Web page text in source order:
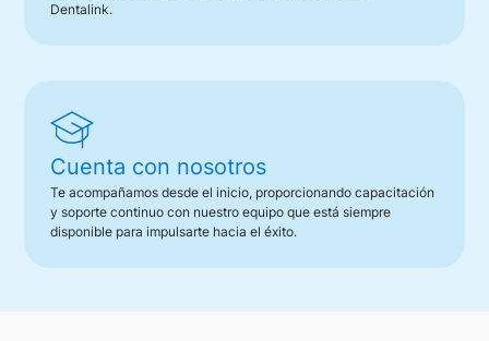
Dentalink.
Cuenta con nosotros
Te acompañamos desde el inicio, proporcionando capacitación
y soporte continuo con nuestro equipo que está siempre
disponible para impulsarte hacia el éxito.